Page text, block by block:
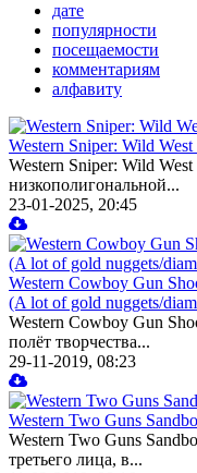
дате
популярности
посещаемости
комментариям
алфавиту
Western Sniper: Wild
Western Sniper: Wild
низкополигональной...
23-01-2025, 20:45
Western Cowboy Gun
(A lot of gold nuggets/
Western Cowboy Gun
полёт творчества...
29-11-2019, 08:23
Western Two Guns
Western Two Guns
третьего лица, в...